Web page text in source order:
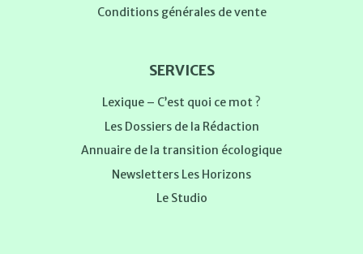
Conditions générales de vente
SERVICES
Lexique – C’est quoi ce mot ?
Les Dossiers de la Rédaction
Annuaire de la transition écologique
Newsletters Les Horizons
Le Studio